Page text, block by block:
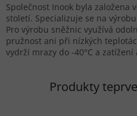
Společnost Inook byla založena
století. Specializuje se na
Pro výrobu sněžnic využívá
pružnost ani při nízkých
vydrží mrazy do -40°C a zatížení
Produkty